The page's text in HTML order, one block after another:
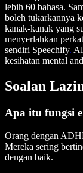
lebih 60 bahasa.
boleh tukarkannya
kanak-kanak yang
menyerlahkan
sendiri Speechify.
kesihatan mental
Soalan
Apa itu fungsi
Orang dengan
Mereka sering
dengan baik.